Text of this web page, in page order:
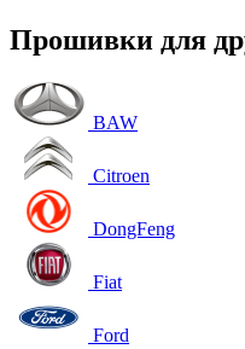
Прошивки для
BAW
Citroen
DongFeng
Fiat
Ford